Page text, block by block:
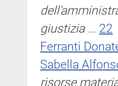
giustizia... 22
Ferranti
Sabella
risorse